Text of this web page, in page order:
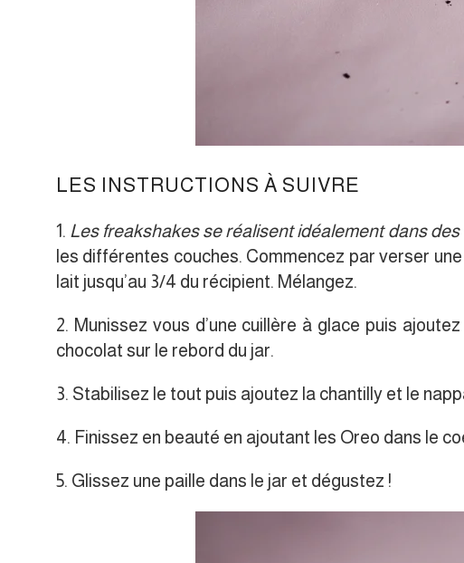
LES INSTRUCTIONS À SUIVRE
1. Les freakshakes se réalisent idéalement dans des
les différentes couches. Commencez par verser
lait jusqu’au 3/4 du récipient. Mélangez.
2. Munissez vous d’une cuillère à glace puis
chocolat sur le rebord du jar.
3. Stabilisez le tout puis ajoutez la chantilly et le
4. Finissez en beauté en ajoutant les Oreo dans le
5. Glissez une paille dans le jar et dégustez !